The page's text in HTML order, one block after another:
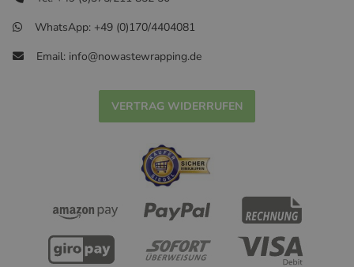
WhatsApp: +49 (0)170/4404081
Email: info@nowastewrapping.de
VERTRAG WIDERRUFEN